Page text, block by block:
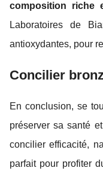
composition riche
Laboratoires de
antioxydantes, pour
Concilier
En conclusion, se
préserver sa santé
concilier efficacité,
parfait pour profiter